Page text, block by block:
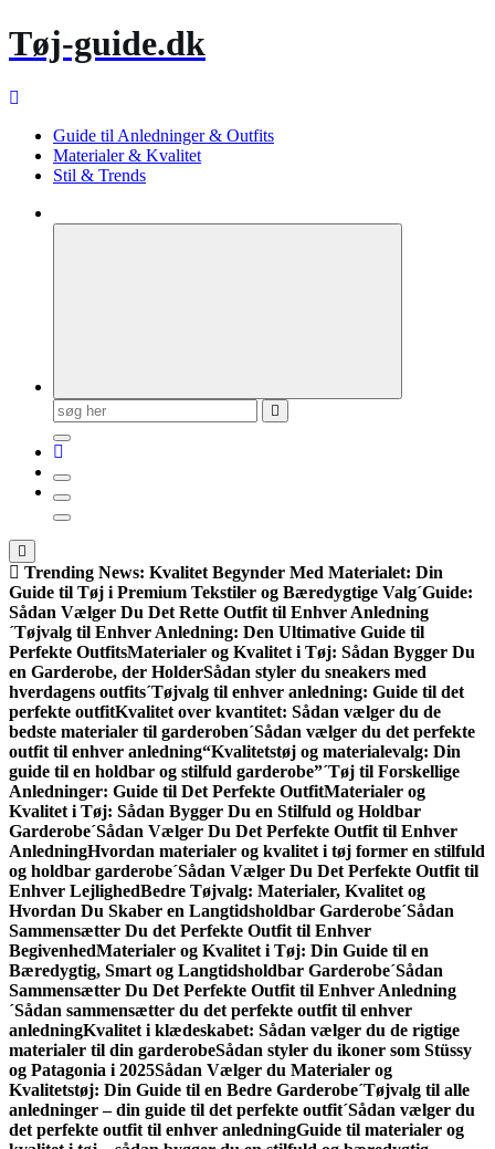
Tøj-guide.dk
Guide til Anledninger & Outfits
Materialer & Kvalitet
Stil & Trends
Søg
efter:
Trending News: Kvalitet Begynder Med Materialet: Din
Guide til Tøj i Premium Tekstiler og Bæredygtige Valg´Guide:
Sådan Vælger Du Det Rette Outfit til Enhver Anledning
´Tøjvalg til Enhver Anledning: Den Ultimative Guide til
Perfekte OutfitsMaterialer og Kvalitet i Tøj: Sådan Bygger Du
en Garderobe, der HolderSådan styler du sneakers med
hverdagens outfits´Tøjvalg til enhver anledning: Guide til det
perfekte outfitKvalitet over kvantitet: Sådan vælger du de
bedste materialer til garderoben´Sådan vælger du det perfekte
outfit til enhver anledning“Kvalitetstøj og materialevalg: Din
guide til en holdbar og stilfuld garderobe”´Tøj til Forskellige
Anledninger: Guide til Det Perfekte OutfitMaterialer og
Kvalitet i Tøj: Sådan Bygger Du en Stilfuld og Holdbar
Garderobe´Sådan Vælger Du Det Perfekte Outfit til Enhver
AnledningHvordan materialer og kvalitet i tøj former en stilfuld
og holdbar garderobe´Sådan Vælger Du Det Perfekte Outfit til
Enhver LejlighedBedre Tøjvalg: Materialer, Kvalitet og
Hvordan Du Skaber en Langtidsholdbar Garderobe´Sådan
Sammensætter Du det Perfekte Outfit til Enhver
BegivenhedMaterialer og Kvalitet i Tøj: Din Guide til en
Bæredygtig, Smart og Langtidsholdbar Garderobe´Sådan
Sammensætter Du Det Perfekte Outfit til Enhver Anledning
´Sådan sammensætter du det perfekte outfit til enhver
anledningKvalitet i klædeskabet: Sådan vælger du de rigtige
materialer til din garderobeSådan styler du ikoner som Stüssy
og Patagonia i 2025Sådan Vælger du Materialer og
Kvalitetstøj: Din Guide til en Bedre Garderobe´Tøjvalg til alle
anledninger – din guide til det perfekte outfit´Sådan vælger du
det perfekte outfit til enhver anledningGuide til materialer og